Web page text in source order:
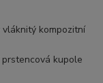
kompozitní
kupole